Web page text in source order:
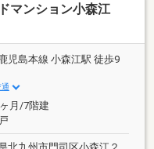
歩８分と交通の利便性
マンション小森江
児島本線 小森江駅 徒歩9
月/7階建